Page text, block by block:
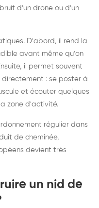
d'un drone ou d'un
D'abord, il rend la
avant même qu'on
il permet souvent
directement : se poster à
et écouter quelques
zone d'activité.
régulier dans
de cheminée,
devient très
un nid de